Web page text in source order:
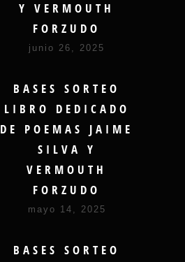
Y VERMOUTH
FORZUDO
junio 26, 2025
BASES SORTEO
LIBRO DEDICADO
DE POEMAS JAIME
SILVA Y
VERMOUTH
FORZUDO
mayo 14, 2025
BASES SORTEO